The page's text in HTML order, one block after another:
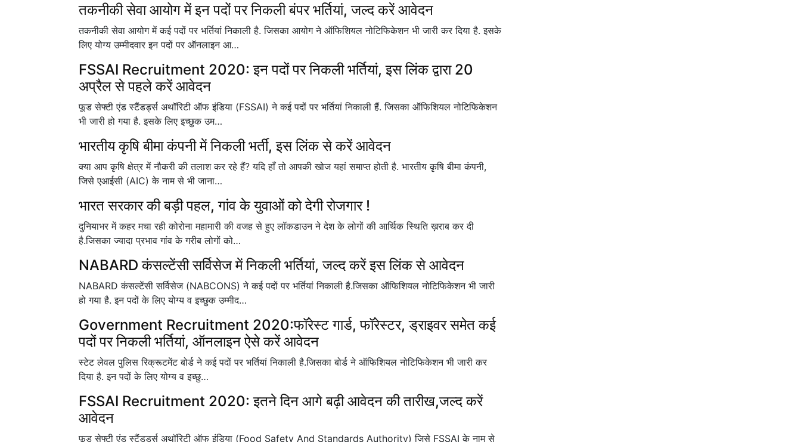
तकनीकी सेवा आयोग में इन पदों पर निकली बंपर भर्तियां, जल्द करें आवेदन
तकनीकी सेवा आयोग में कई पदों पर भर्तियां निकाली है. जिसका आयोग ने ऑफिशियल नोटिफिकेशन भी जारी कर दिया है. इसके
लिए योग्य उम्मीदवार इन पदों पर ऑनलाइन आ…
FSSAI Recruitment 2020: इन पदों पर निकली भर्तियां, इस लिंक द्वारा 20
अप्रैल से पहले करें आवेदन
फूड सेफ्टी एंड स्टैंडर्ड्स अथॉरिटी ऑफ इंडिया (FSSAI) ने कई पदों पर भर्तियां निकाली हैं. जिसका ऑफिशियल नोटिफिकेशन
भी जारी हो गया है. इसके लिए इच्छुक उम…
भारतीय कृषि बीमा कंपनी में निकली भर्ती, इस लिंक से करें आवेदन
क्या आप कृषि क्षेत्र में नौकरी की तलाश कर रहे हैं? यदि हाँ तो आपकी खोज यहां समाप्त होती है. भारतीय कृषि बीमा कंपनी,
जिसे एआईसी (AIC) के नाम से भी जाना…
भारत सरकार की बड़ी पहल, गांव के युवाओं को देगी रोजगार !
दुनियाभर में कहर मचा रही कोरोना महामारी की वजह से हुए लॉकडाउन ने देश के लोगों की आर्थिक स्थिति ख़राब कर दी
है.जिसका ज्यादा प्रभाव गांव के गरीब लोगों को…
NABARD कंसल्टेंसी सर्विसेज में निकली भर्तियां, जल्द करें इस लिंक से आवेदन
NABARD कंसल्टेंसी सर्विसेज (NABCONS) ने कई पदों पर भर्तियां निकाली है.जिसका ऑफिशियल नोटिफिकेशन भी जारी
हो गया है. इन पदों के लिए योग्य व इच्छुक उम्मीद…
Government Recruitment 2020:फॉरेस्ट गार्ड, फॉरेस्टर, ड्राइवर समेत कई
पदों पर निकली भर्तियां, ऑनलाइन ऐसे करें आवेदन
स्टेट लेवल पुलिस रिक्रूटमेंट बोर्ड ने कई पदों पर भर्तियां निकाली है.जिसका बोर्ड ने ऑफिशियल नोटिफिकेशन भी जारी कर
दिया है. इन पदों के लिए योग्य व इच्छु…
FSSAI Recruitment 2020: इतने दिन आगे बढ़ी आवेदन की तारीख,जल्द करें
आवेदन
फूड सेफ्टी एंड स्टैंडर्ड्स अथॉरिटी ऑफ इंडिया (Food Safety And Standards Authority) जिसे FSSAI के नाम से